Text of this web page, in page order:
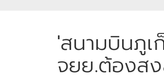
'สนามบินภู
จยย.ต้องส